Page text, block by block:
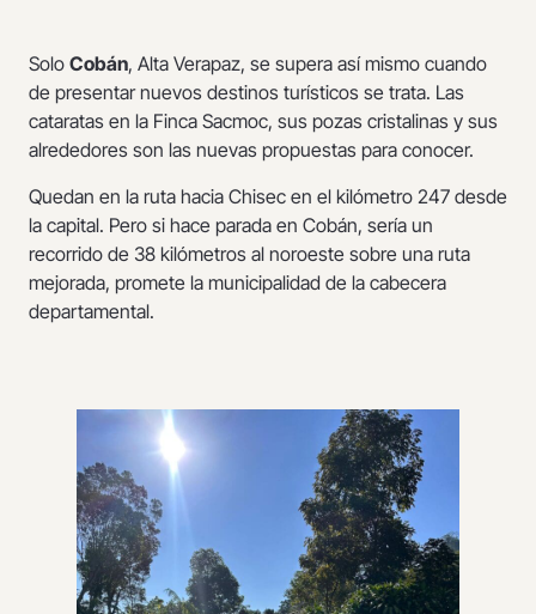
Solo Cobán, Alta Verapaz, se supera así mismo cuando
de presentar nuevos destinos turísticos se trata. Las
cataratas en la Finca Sacmoc, sus pozas cristalinas y sus
alrededores son las nuevas propuestas para conocer.
Quedan en la ruta hacia Chisec en el kilómetro 247 desde
la capital. Pero si hace parada en Cobán, sería un
recorrido de 38 kilómetros al noroeste sobre una ruta
mejorada, promete la municipalidad de la cabecera
departamental.